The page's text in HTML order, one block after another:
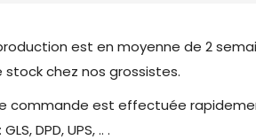
est en moyenne de 2
stock chez nos grossistes.
commande est effectuée
DPD, UPS, .. .